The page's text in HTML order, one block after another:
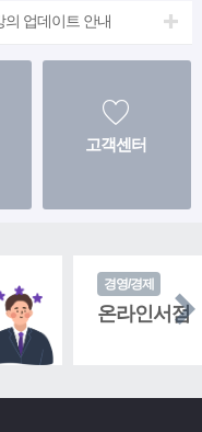
일정 안내
2026 1회 직업상담사2급 최종 합격자 발표 및 환급/연장 안내
09-12 시험)
의 업데이트 안내
정보 확인
동론 종강
내 고객센터
경영/경제
온라인서점